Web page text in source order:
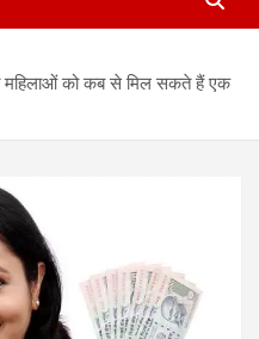
महिलाओं को कब से मिल सकते हैं एक